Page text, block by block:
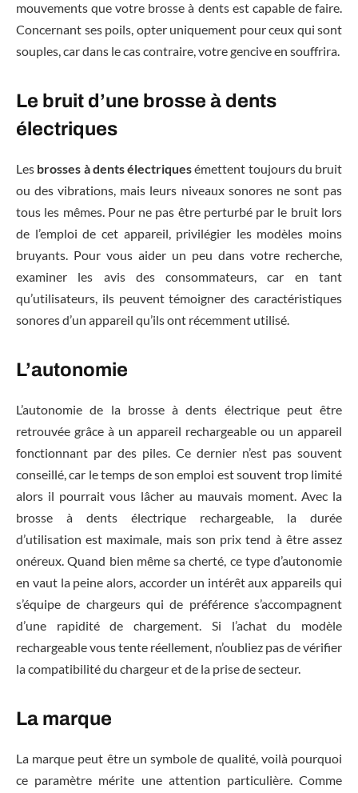
mouvements que votre brosse à dents est capable de faire.
Concernant ses poils, opter uniquement pour ceux qui sont
souples, car dans le cas contraire, votre gencive en souffrira.
Le bruit d’une brosse à dents
électriques
Les brosses à dents électriquesémettent toujours du bruit
ou des vibrations, mais leurs niveaux sonores ne sont pas
tous les mêmes. Pour ne pas être perturbé par le bruit lors
de l’emploi de cet appareil, privilégier les modèles moins
bruyants. Pour vous aider un peu dans votre recherche,
examiner les avis des consommateurs, car en tant
qu’utilisateurs, ils peuvent témoigner des caractéristiques
sonores d’un appareil qu’ils ont récemment utilisé.
L’autonomie
L’autonomie de la brosse à dents électrique peut être
retrouvée grâce à un appareil rechargeable ou un appareil
fonctionnant par des piles. Ce dernier n’est pas souvent
conseillé, car le temps de son emploi est souvent trop limité
alors il pourrait vous lâcher au mauvais moment. Avec la
brosse à dents électrique rechargeable, la durée
d’utilisation est maximale, mais son prix tend à être assez
onéreux. Quand bien même sa cherté, ce type d’autonomie
en vaut la peine alors, accorder un intérêt aux appareils qui
s’équipe de chargeurs qui de préférence s’accompagnent
d’une rapidité de chargement. Si l’achat du modèle
rechargeable vous tente réellement, n’oubliez pas de vérifier
la compatibilité du chargeur et de la prise de secteur.
La marque
La marque peut être un symbole de qualité, voilà pourquoi
ce paramètre mérite une attention particulière. Comme